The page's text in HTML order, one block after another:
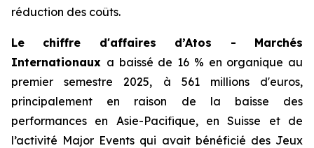
réduction des coûts.
Le chiffre d'affaires d’Atos - Marchés
Internationaux a baissé de 16 % en organique au
premier semestre 2025, à 561 millions d'euros,
principalement en raison de la baisse des
performances en Asie-Pacifique, en Suisse et de
l’activité Major Events qui avait bénéficié des Jeux